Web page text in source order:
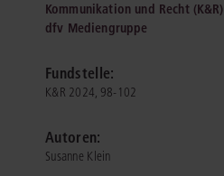
Kommunikation und Recht (K&R)
dfv Mediengruppe
Fundstelle:
K&R 2024, 98-102
Autoren:
Susanne Klein